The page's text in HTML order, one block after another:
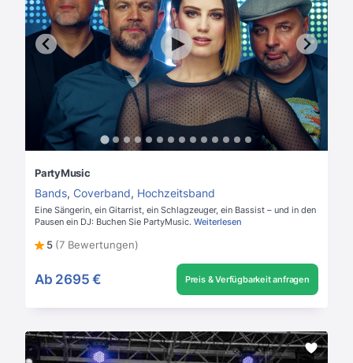
PartyMusic
Bands, Coverband, Hochzeitsband
Eine Sängerin, ein Gitarrist, ein Schlagzeuger, ein Bassist – und in den
Pausen ein DJ: Buchen Sie PartyMusic. Weiterlesen
5 (7 Bewertungen)
Ab 2695 € Preis & Verfügbarkeit anfragen